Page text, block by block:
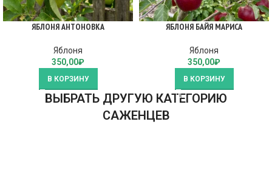
ЯБЛОНЯ АНТОНОВКА
Яблоня
350,00₽
В КОРЗИНУ
ЯБЛОНЯ БАЙЯ МАРИСА
Яблоня
350,00₽
В КОРЗИНУ
ВЫБРАТЬ ДРУГУЮ КАТЕГОРИЮ
САЖЕНЦЕВ